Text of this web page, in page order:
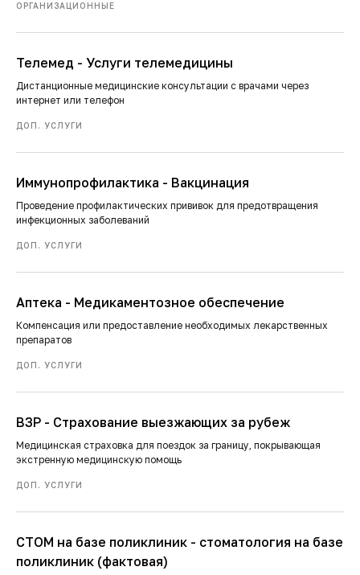
ОРГАНИЗАЦИОННЫЕ
Телемед - Услуги телемедицины
Дистанционные медицинские консультации с врачами через
интернет или телефон
ДОП. УСЛУГИ
Иммунопрофилактика - Вакцинация
Проведение профилактических прививок для предотвращения
инфекционных заболеваний
ДОП. УСЛУГИ
Аптека - Медикаментозное обеспечение
Компенсация или предоставление необходимых лекарственных
препаратов
ДОП. УСЛУГИ
ВЗР - Страхование выезжающих за рубеж
Медицинская страховка для поездок за границу, покрывающая
экстренную медицинскую помощь
ДОП. УСЛУГИ
СТОМ на базе поликлиник - стоматология на базе
поликлиник (фактовая)